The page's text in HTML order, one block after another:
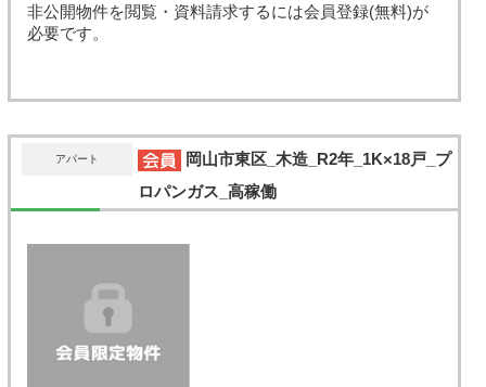
非公開物件を閲覧・資料請求するには会員登録(無料)が
必要です。
アパート
岡山市東区_木造_R2年_1K×18戸_プ
ロパンガス_高稼働